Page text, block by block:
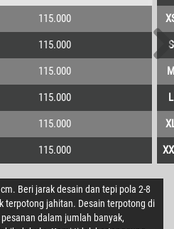
115.000
115.000
115.000
115.000
115.000
115.000
Beri jarak desain dan tepi pola 2-8
terpotong jahitan. Desain terpotong di
dalam jumlah banyak,